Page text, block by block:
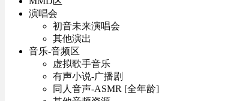
演唱会
初音未来演唱会
其他演出
音乐-音频区
虚拟歌手音乐
有声小说-广播剧
同人音声-ASMR [全年龄]